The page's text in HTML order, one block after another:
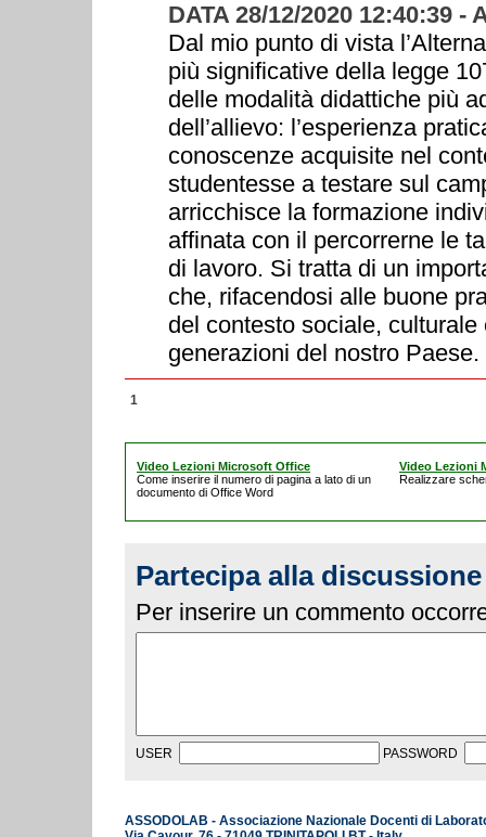
DATA 28/12/2020 12:40:39 -
Dal mio punto di vista
più significative della legge
delle modalità didattiche più
dell’allievo: l’esperienza
conoscenze acquisite nel
studentesse a testare sul
arricchisce la formazione
affinata con il percorrerne le
di lavoro. Si tratta di un
che, rifacendosi alle buone
del contesto sociale,
generazioni del nostro Paese.
1
Video Lezioni Microsoft Office
Come inserire il numero di pagina a lato di un
documento di Office Word
Video Lezioni
Realizzare
Partecipa alla discussione
Per inserire un commento
USER PASSWORD
ASSODOLAB - Associazione Nazionale Docenti di